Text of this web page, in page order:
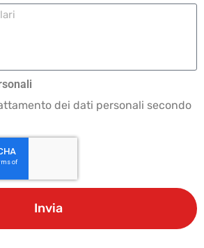
dei dati personali secondo
Invia